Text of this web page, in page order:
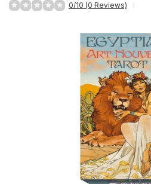
0/10 (0 Reviews)